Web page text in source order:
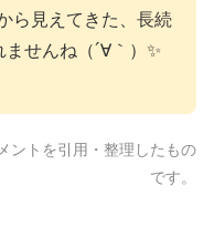
ら見えてきた、長続
せんね（´∀｀）✨
ントを引用・整理したもの
です。